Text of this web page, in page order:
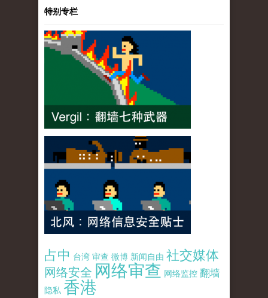
特别专栏
占中 台湾 审查 微博 新闻自由 社交媒体
网络安全 网络审查 网络监控 翻墙
隐私 香港